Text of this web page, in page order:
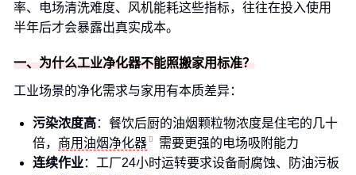
率、电场清洗难度、风机能耗这些指标，往往在投入使用
半年后才会暴露出真实成本。
一、为什么工业净化器不能照搬家用标准？
工业场景的净化需求与家用有本质差异：
污染浓度高：餐饮后厨的油烟颗粒物浓度是住宅的几十
倍， 商用油烟净化器
需要更强的电场吸附能力
连续作业：工厂24小时运转要求设备耐腐蚀、防油污板